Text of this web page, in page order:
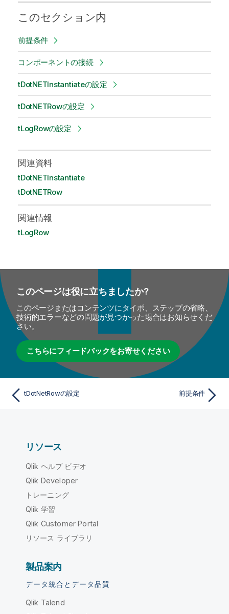
このセクション内
前提条件
コンポーネントの接続
tDotNETInstantiateの設定
tDotNETRowの設定
tLogRowの設定
関連資料
tDotNETInstantiate
tDotNETRow
関連情報
tLogRow
このページは役に立ちましたか?
このページまたはコンテンツにタイポ、ステップの省略、
技術的エラーなどの問題が見つかった場合はお知らせくだ
さい。
こちらにフィードバックをお寄せください
tDotNetRowの設定 前提条件
リソース
Qlik ヘルプ ビデオ
Qlik Developer
トレーニング
Qlik 学習
Qlik Customer Portal
リソース ライブラリ
製品案内
データ統合とデータ品質
Qlik Talend